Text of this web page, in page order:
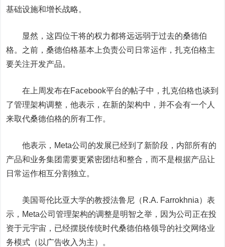
基础设施和增长战略。
显然，这四位干将的权力都将远远弱于过去的桑德伯
格。之前，桑德伯格基本上负责公司日常运作，扎克伯格主
要关注开发产品。
在上周发布在Facebook平台的帖子中，扎克伯格也谈到
了管理架构调整，他表示，在新的架构中，并不会有一个人
来取代桑德伯格的所有工作。
他表示，Meta公司的发展已经到了新阶段，内部所有的
产品和业务集团需要更紧密团结和整合，而不是根据产品让
日常运作相互分割独立。
美国哥伦比亚大学的教授法鲁尼（R.A. Farrokhnia）表
示，Meta公司管理架构的调整是明智之举，因为公司正在投
资于元宇宙，已经摆脱传统时代桑德伯格领导的社交网络业
务模式（以广告收入为主）。